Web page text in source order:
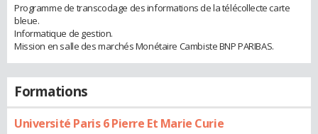
Programme de transcodage des informations de la télécollecte carte
bleue.
Informatique de gestion.
Mission en salle des marchés Monétaire Cambiste BNP PARIBAS.
Formations
Université Paris 6 Pierre Et Marie Curie